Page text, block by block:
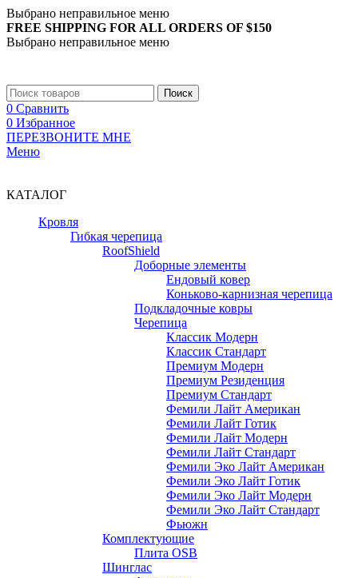
Выбрано неправильное меню
FREE SHIPPING FOR ALL ORDERS OF $150
Выбрано неправильное меню
Поиск
0 Сравнить
0 Избранное
ПЕРЕЗВОНИТЕ МНЕ
Меню
КАТАЛОГ
Кровля
Гибкая черепица
RoofShield
Доборные элементы
Ендовый ковер
Коньково-карнизная черепица
Подкладочные ковры
Черепица
Классик Модерн
Классик Стандарт
Премиум Модерн
Премиум Резиденция
Премиум Стандарт
Фемили Лайт Американ
Фемили Лайт Готик
Фемили Лайт Модерн
Фемили Лайт Стандарт
Фемили Эко Лайт Американ
Фемили Эко Лайт Готик
Фемили Эко Лайт Модерн
Фемили Эко Лайт Стандарт
Фьюжн
Комплектующие
Плита OSB
Шинглас